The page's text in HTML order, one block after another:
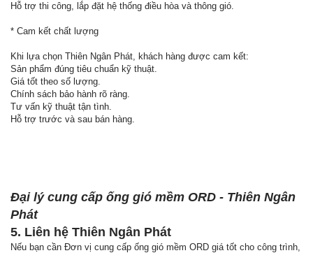
Hỗ trợ thi công, lắp đặt hệ thống điều hòa và thông gió.
* Cam kết chất lượng
Khi lựa chọn Thiên Ngân Phát, khách hàng được cam kết:
Sản phẩm đúng tiêu chuẩn kỹ thuật.
Giá tốt theo số lượng.
Chính sách bảo hành rõ ràng.
Tư vấn kỹ thuật tận tình.
Hỗ trợ trước và sau bán hàng.
Đại lý cung cấp ống gió mềm ORD - Thiên Ngân
Phát
5. Liên hệ Thiên Ngân Phát
Nếu bạn cần Đơn vị cung cấp ống gió mềm ORD giá tốt cho công trình,